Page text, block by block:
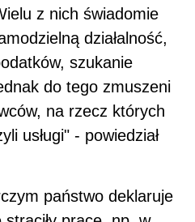
z nich świadomie
działalność,
szukanie
do tego zmuszeni
na rzecz których
usługi" - powiedział
państwo deklaruje